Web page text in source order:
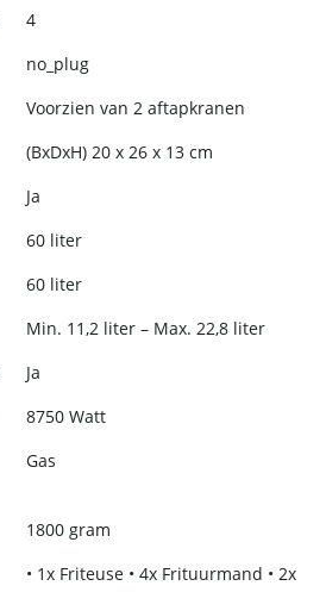
4
no_plug
Voorzien van 2 aftapkranen
(BxDxH) 20 x 26 x 13 cm
Ja
60 liter
60 liter
Min. 11,2 liter – Max. 22,8 liter
Ja
8750 Watt
Gas
1800 gram
• 1x Friteuse • 4x Frituurmand • 2x